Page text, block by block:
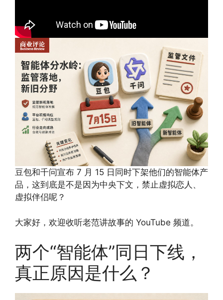
豆包和千问宣布 7 月 15 日同时下架他们的智能体产
品，这到底是不是因为中央下文，禁止虚拟恋人、
虚拟伴侣呢？
大家好，欢迎收听老范讲故事的 YouTube 频道。
两个“智能体”同日下线，
真正原因是什么？